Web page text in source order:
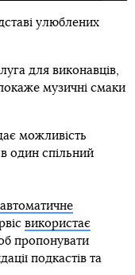
улюблених
для виконавців,
музичні смаки
можливість
один спільний
використає
пропонувати
подкастів та